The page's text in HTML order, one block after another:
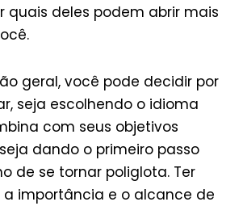
quais deles podem abrir mais
geral, você pode decidir por
seja escolhendo o idioma
com seus objetivos
dando o primeiro passo
de se tornar poliglota. Ter
a importância e o alcance de